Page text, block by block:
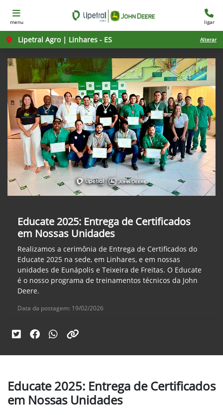
menu ligar
Lipetral Agro | Linhares - ES Alterar
Educate 2025: Entrega de Certificados
em Nossas Unidades
Realizamos a cerimônia de Entrega de Certificados do
Educate 2025 na sede, em Linhares, e em nossas
unidades de Eunápolis e Teixeira de Freitas. O Educate
é o nosso programa de treinamentos técnicos da John
Deere.
Data da postagem: 19/02/2026
Educate 2025: Entrega de Certificados
em Nossas Unidades